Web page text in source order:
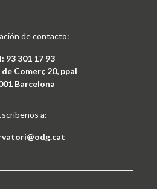
de contacto:
93 301 17 93
Comerç 20, ppal
Barcelona
a: